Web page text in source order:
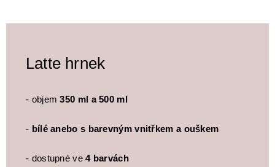
Latte hrnek
- objem350 ml a 500 ml
- bílé anebo s barevným vnitřkem a ouškem
- dostupné ve4 barvách